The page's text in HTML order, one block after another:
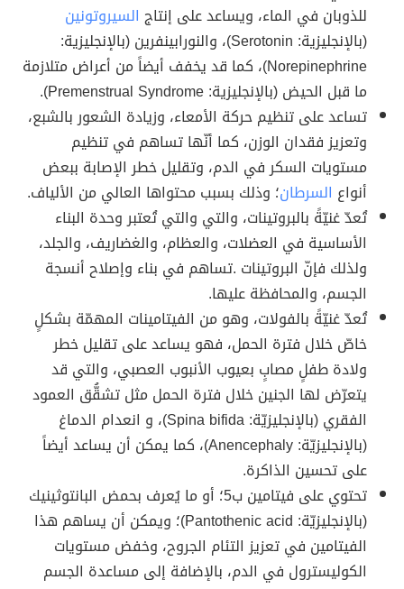
للذوبان في الماء، ويساعد على إنتاج السيروتونين
(بالإنجليزية: Serotonin)، والنورابينفرين (بالإنجليزية:
Norepinephrine)، كما قد يخفف أيضاً من أعراض متلازمة
ما قبل الحيض (بالإنجليزية: Premenstrual Syndrome).
تساعد على تنظيم حركة الأمعاء، وزيادة الشعور بالشبع،
وتعزيز فقدان الوزن، كما أنّها تساهم في تنظيم
مستويات السكر في الدم، وتقليل خطر الإصابة ببعض
أنواع السرطان؛ وذلك بسبب محتواها العالي من الألياف.
تُعدّ غنيّةً بالبروتينات، والتي والتي تُعتبر وحدة البناء
الأساسية في العضلات، والعظام، والغضاريف، والجلد،
ولذلك فإنّ البروتينات .تساهم في بناء وإصلاح أنسجة
الجسم، والمحافظة عليها.
تُعدّ غنيّةً بالفولات، وهو من الفيتامينات المهمّة بشكلٍ
خاصّ خلال فترة الحمل، فهو يساعد على تقليل خطر
ولادة طفلٍ مصابٍ بعيوب الأنبوب العصبي، والتي قد
يتعرّض لها الجنين خلال فترة الحمل مثل تشقُّق العمود
الفقري (بالإنجليزيّة: Spina bifida)، و انعدام الدماغ
(بالإنجليزيّة: Anencephaly)، كما يمكن أن يساعد أيضاً
على تحسين الذاكرة.
تحتوي على فيتامين ب5؛ أو ما يُعرف بحمض البانتوثينيك
(بالإنجليزيّة: Pantothenic acid)؛ ويمكن أن يساهم هذا
الفيتامين في تعزيز التئام الجروح، وخفض مستويات
الكوليسترول في الدم، بالإضافة إلى مساعدة الجسم